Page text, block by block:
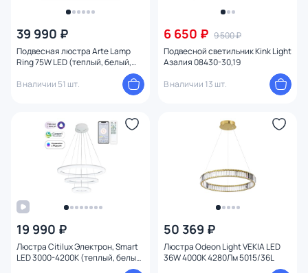
39 990 ₽
Подвесная люстра Arte Lamp
Ring 75W LED (теплый, белый,
В наличии 51 шт.
6 650 ₽ 9 500 ₽
Подвесной светильник Kink Light
Aзaлия 08430-30,19
В наличии 13 шт.
19 990 ₽
Люстра Citilux Электрон, Smart
LED 3000-4200К (теплый, белый)
50 369 ₽
Люстра Odeon Light VEKIA LED
36W 4000K 4280Лм 5015/36L